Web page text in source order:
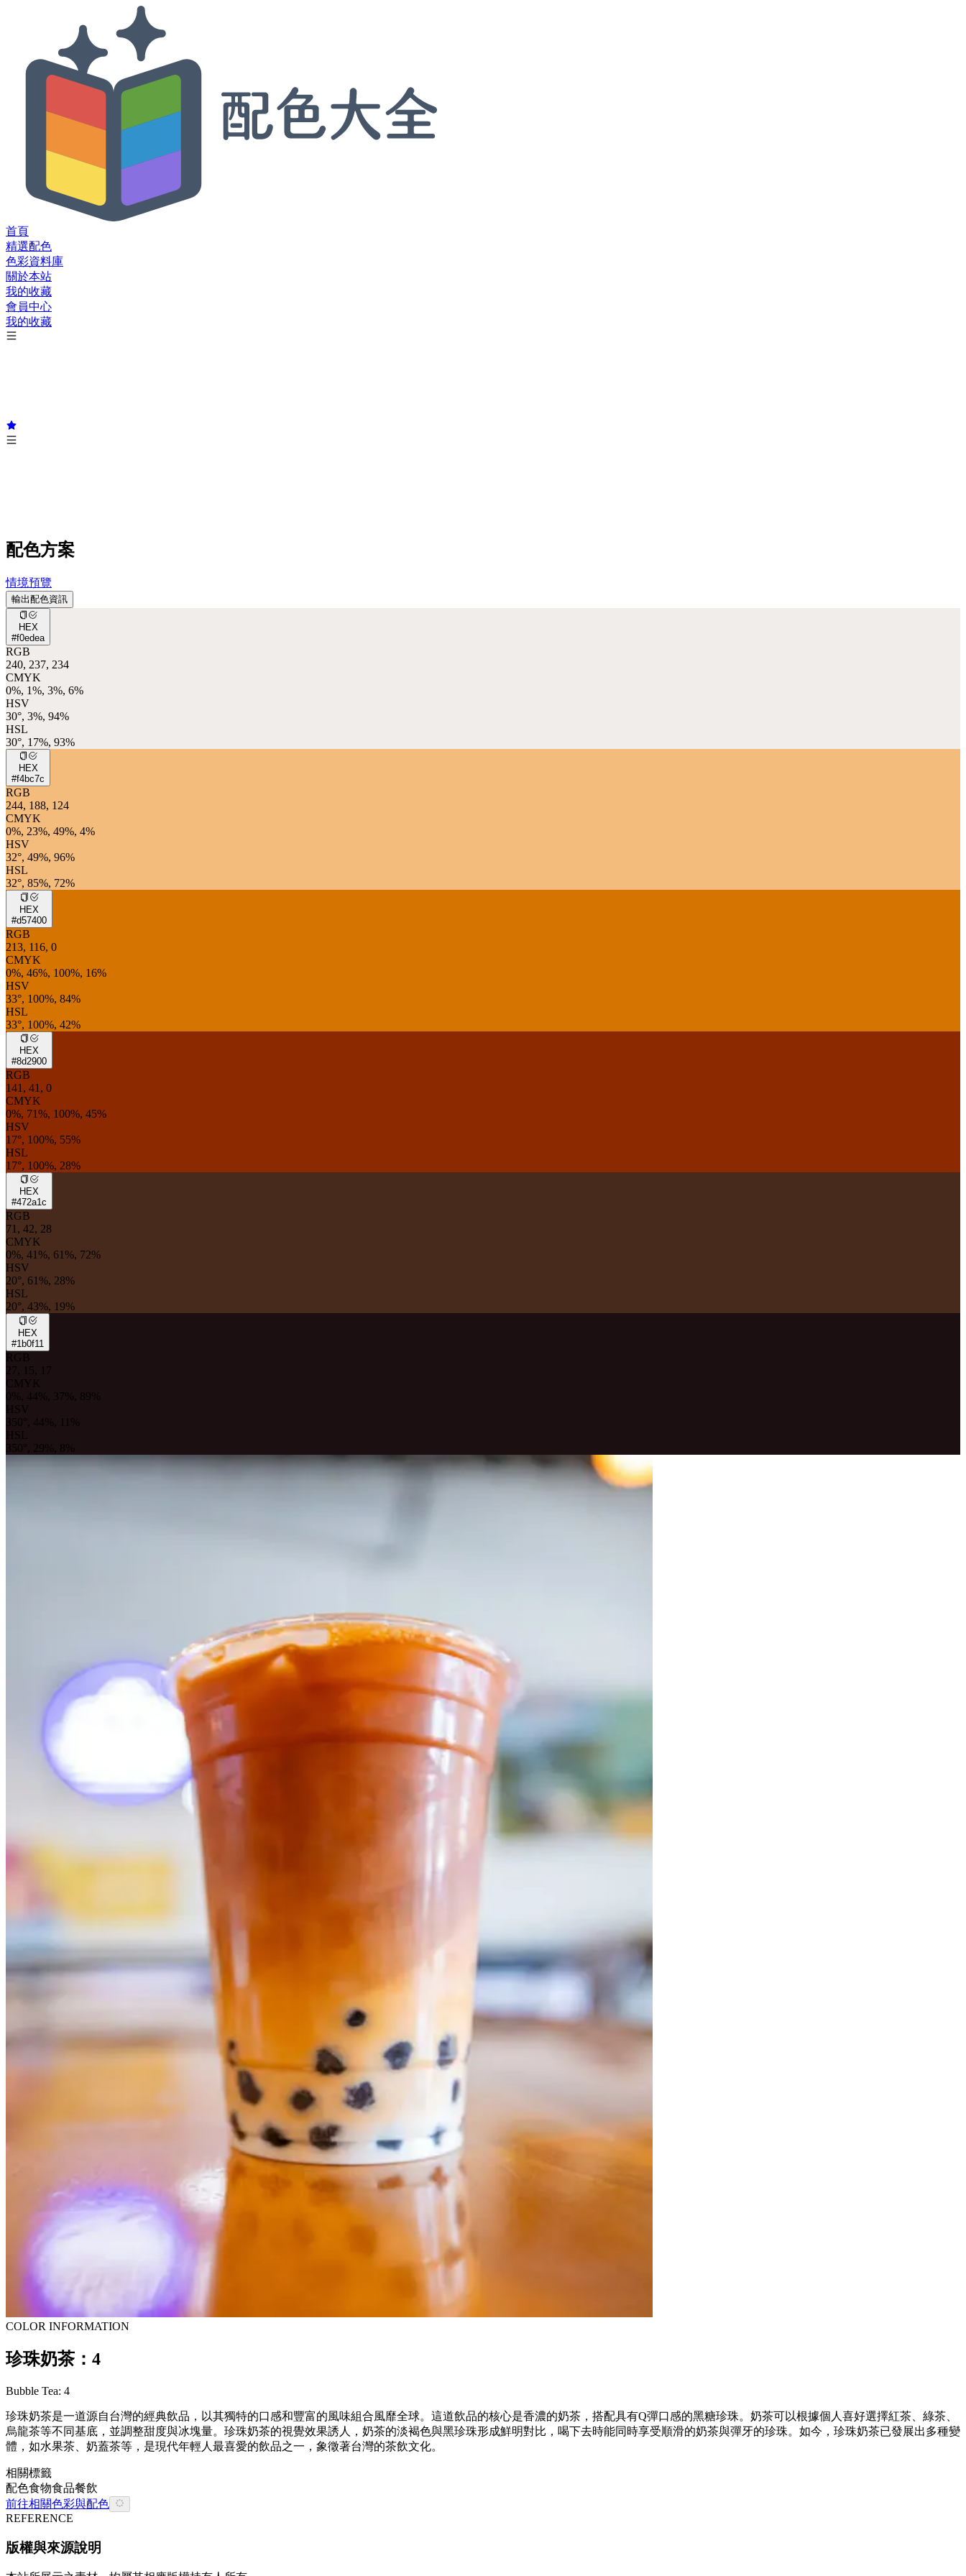
首頁
精選配色
色彩資料庫
關於本站
我的收藏
會員中心
我的收藏
配色方案
情境預覽
輸出配色資訊
HEX
#f0edea
RGB
240, 237, 234
CMYK
0%, 1%, 3%, 6%
HSV
30°, 3%, 94%
HSL
30°, 17%, 93%
HEX
#f4bc7c
RGB
244, 188, 124
CMYK
0%, 23%, 49%, 4%
HSV
32°, 49%, 96%
HSL
32°, 85%, 72%
HEX
#d57400
RGB
213, 116, 0
CMYK
0%, 46%, 100%, 16%
HSV
33°, 100%, 84%
HSL
33°, 100%, 42%
HEX
#8d2900
RGB
141, 41, 0
CMYK
0%, 71%, 100%, 45%
HSV
17°, 100%, 55%
HSL
17°, 100%, 28%
HEX
#472a1c
RGB
71, 42, 28
CMYK
0%, 41%, 61%, 72%
HSV
20°, 61%, 28%
HSL
20°, 43%, 19%
HEX
#1b0f11
RGB
27, 15, 17
CMYK
0%, 44%, 37%, 89%
HSV
350°, 44%, 11%
HSL
350°, 29%, 8%
COLOR INFORMATION
珍珠奶茶：4
Bubble Tea: 4
珍珠奶茶是一道源自台灣的經典飲品，以其獨特的口感和豐富的風味組合風靡全球。這道飲品的核心是香濃的奶茶，搭配具有Q彈口感的黑糖珍珠。奶茶可以根據個人喜好選擇紅茶、綠茶、
烏龍茶等不同基底，並調整甜度與冰塊量。珍珠奶茶的視覺效果誘人，奶茶的淡褐色與黑珍珠形成鮮明對比，喝下去時能同時享受順滑的奶茶與彈牙的珍珠。如今，珍珠奶茶已發展出多種變
體，如水果茶、奶蓋茶等，是現代年輕人最喜愛的飲品之一，象徵著台灣的茶飲文化。
相關標籤
配色食物食品餐飲
前往相關色彩與配色
REFERENCE
版權與來源說明